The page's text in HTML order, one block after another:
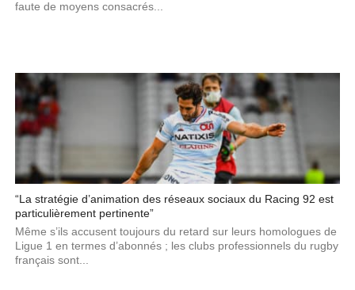
faute de moyens consacrés...
“La stratégie d’animation des réseaux sociaux du Racing 92 est
particulièrement pertinente”
Même s’ils accusent toujours du retard sur leurs homologues de
Ligue 1 en termes d’abonnés ; les clubs professionnels du rugby
français sont...